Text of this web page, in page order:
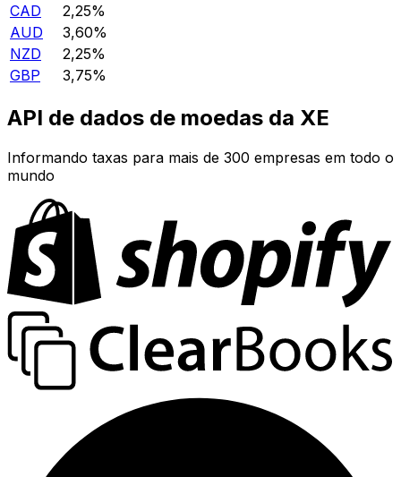
CAD
2,25%
AUD
3,60%
NZD
2,25%
GBP
3,75%
API de dados de moedas da XE
Informando taxas para mais de 300 empresas em todo o
mundo